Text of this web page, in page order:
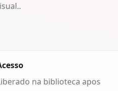
na biblioteca apos